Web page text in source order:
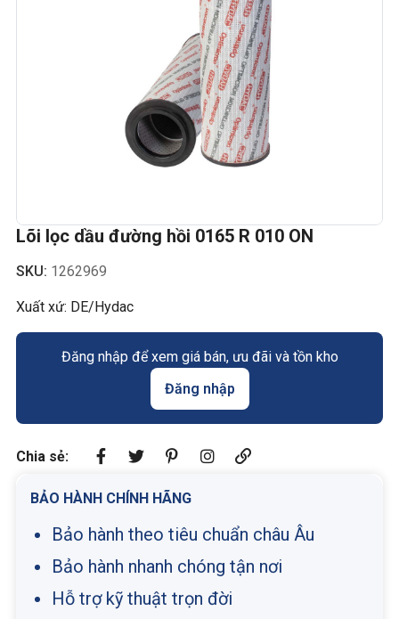
Lõi lọc dầu đường hồi 0165 R 010 ON
SKU: 1262969
Xuất xứ: DE/Hydac
Đăng nhập để xem giá bán, ưu đãi và tồn kho
Đăng nhập
Chia sẻ:
BẢO HÀNH CHÍNH HÃNG
Bảo hành theo tiêu chuẩn châu Âu
Bảo hành nhanh chóng tận nơi
Hỗ trợ kỹ thuật trọn đời